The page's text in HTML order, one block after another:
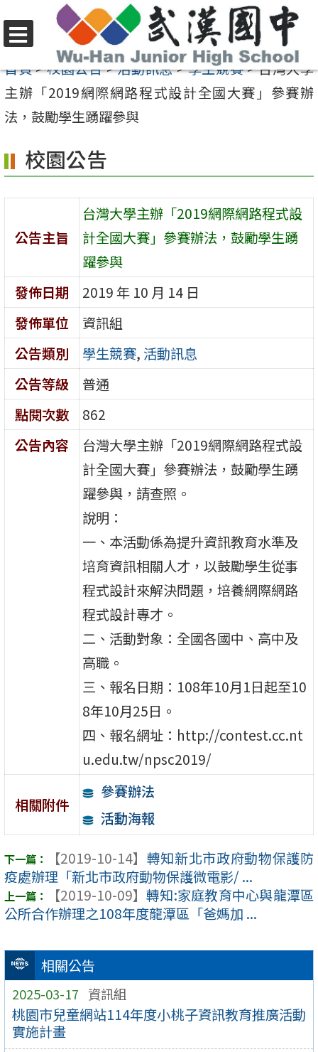
至
要
內
區
選
單
首頁>校園公告>活動訊息>學生競賽>台灣大學
主辦「2019網際網路程式設計全國大賽」參賽辦
法，鼓勵學生踴躍參與
相關公告
2025-03-17 資訊組
桃園市兒童網站114年度小桃子資訊教育推廣活動
實施計畫
校園公告
公告主旨
台灣大學主辦「2019網際網路程式設
計全國大賽」參賽辦法，鼓勵學生踴
躍參與
發佈日期
2019 年 10 月 14 日
發佈單位
資訊組
公告類別
學生競賽, 活動訊息
公告等級
普通
點閱次數
862
公告內容
台灣大學主辦「2019網際網路程式設
計全國大賽」參賽辦法，鼓勵學生踴
躍參與，請查照。
說明：
一、本活動係為提升資訊教育水準及
培育資訊相關人才，以鼓勵學生從事
程式設計來解決問題，培養網際網路
程式設計專才。
二、活動對象：全國各國中、高中及
高職。
三、報名日期：108年10月1日起至10
8年10月25日。
四、報名網址：http://contest.cc.nt
u.edu.tw/npsc2019/
相關附件
參賽辦法
活動海報
【2019-10-14】 轉知新北市政府動物保護防
疫處辦理「新北市政府動物保護微電影/ ...
【2019-10-09】 轉知:家庭教育中心與龍潭區
公所合作辦理之108年度龍潭區「爸媽加 ...